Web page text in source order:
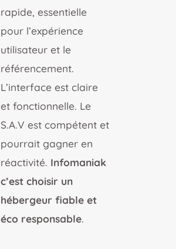
rapide, essentielle
pour l’expérience
utilisateur et le
référencement.
L’interface est claire
et fonctionnelle. Le
S.A.V est compétent et
pourrait gagner en
réactivité. Infomaniak
c’est choisir un
hébergeur fiable et
éco responsable.